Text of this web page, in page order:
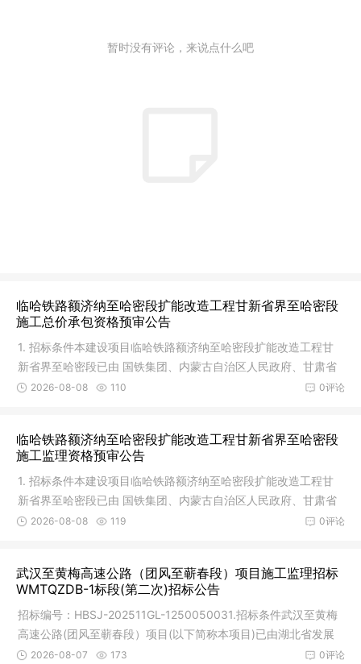
暂时没有评论，来说点什么吧
临哈铁路额济纳至哈密段扩能改造工程甘新省界至哈密段
施工总价承包资格预审公告
1. 招标条件本建设项目临哈铁路额济纳至哈密段扩能改造工程甘
新省界至哈密段已由 国铁集团、内蒙古自治区人民政府、甘肃省
人民政
0评论
2026-08-08 110
临哈铁路额济纳至哈密段扩能改造工程甘新省界至哈密段
施工监理资格预审公告
1. 招标条件本建设项目临哈铁路额济纳至哈密段扩能改造工程甘
新省界至哈密段已由 国铁集团、内蒙古自治区人民政府、甘肃省
人民政
0评论
2026-08-08 119
武汉至黄梅高速公路（团风至蕲春段）项目施工监理招标
WMTQZDB-1标段(第二次)招标公告
招标编号：HBSJ-202511GL-1250050031.招标条件武汉至黄梅
高速公路(团风至蕲春段）项目(以下简称本项目)已由湖北省发展
和改革委员
0评论
2026-08-07 173